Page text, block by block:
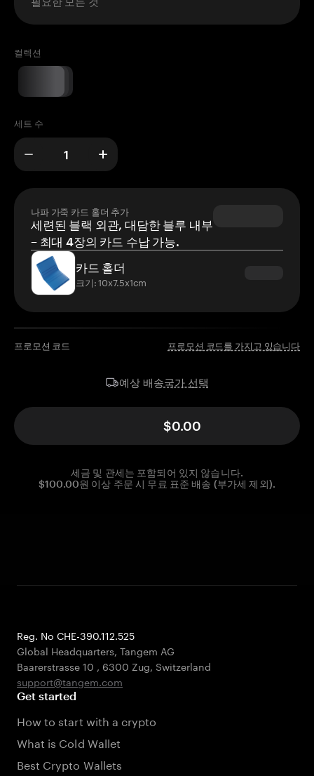
컬렉션
세트 수
나파 가죽 카드 홀더 추가
세련된 블랙 외관, 대담한 블루 내부
– 최대 4장의 카드 수납 가능.
카드 홀더
크기: 10x7.5x1cm
프로모션 코드 프로모션 코드를 가지고 있습니다
예상 배송국가 선택
$0.00
세금 및 관세는 포함되어 있지 않습니다.
$100.00원 이상 주문 시 무료 표준 배송 (부가세 제외).
Reg. No CHE-390.112.525
Global Headquarters, Tangem AG
Baarerstrasse 10 , 6300 Zug, Switzerland
support@tangem.com
Get started
How to start with a crypto
What is Cold Wallet
Best Crypto Wallets